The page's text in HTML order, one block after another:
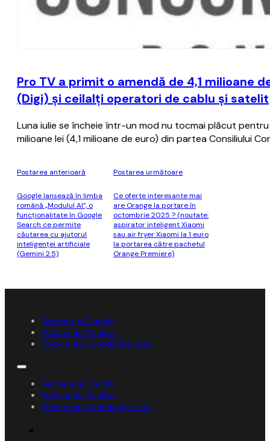
Pro TV a primit o amendă de 4,1 milioane
(Digi) şi ceilalţi operatori de cablu şi satelit
Luna iulie se încheie într-un mod nu tocmai plăcut
milioane lei (4,1 milioane de euro) din partea Consiliului
Postarea anterioară
Google lansează în limba
română „Modulul AI”, o
funcţionalitate în Google
Search ce permite
căutarea cu ajutorul
inteligenţei artificiale
(Gemini 2.5)
Postarea următoare
Ce oferte interesante mai
are Orange la portare în
octombrie 2025 ? (noutate:
aspirator inteligent Xiaomi
sau air fryer Xiaomi la 1 euro
la portarea către pachetul
Orange Premiere)
Termene și Condiții
Politica de Cookies
Politica de Confidențialitate
Termene și Condiții
Politica de Cookies
Politica de Confidențialitate